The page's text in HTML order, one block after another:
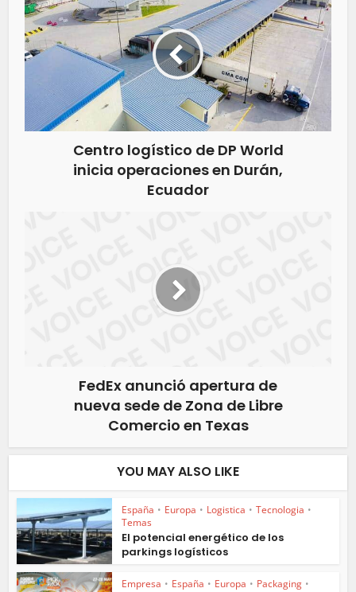
Centro logístico de DP World
inicia operaciones en Durán,
Ecuador
FedEx anunció apertura de
nueva sede de Zona de Libre
Comercio en Texas
YOU MAY ALSO LIKE
España • Europa • Logistica • Tecnologia •
Temas
El potencial energético de los
parkings logísticos
Empresa • España • Europa • Packaging •